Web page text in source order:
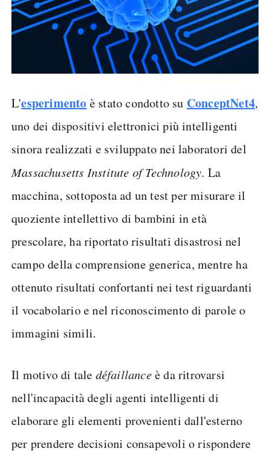
L'esperimento è stato condotto su ConceptNet4,
uno dei dispositivi elettronici più intelligenti
sinora realizzati e sviluppato nei laboratori del
Massachusetts Institute of Technology. La
macchina, sottoposta ad un test per misurare il
quoziente intellettivo di bambini in età
prescolare, ha riportato risultati disastrosi nel
campo della comprensione generica, mentre ha
ottenuto risultati confortanti nei test riguardanti
il vocabolario e nel riconoscimento di parole o
immagini simili.
Il motivo di tale défaillanceè da ritrovarsi
nell'incapacità degli agenti intelligenti di
elaborare gli elementi provenienti dall'esterno
per prendere decisioni consapevoli o rispondere